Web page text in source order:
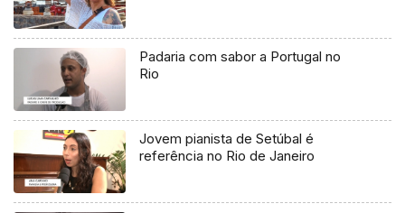
Padaria com sabor a Portugal no
Rio
Jovem pianista de Setúbal é
referência no Rio de Janeiro